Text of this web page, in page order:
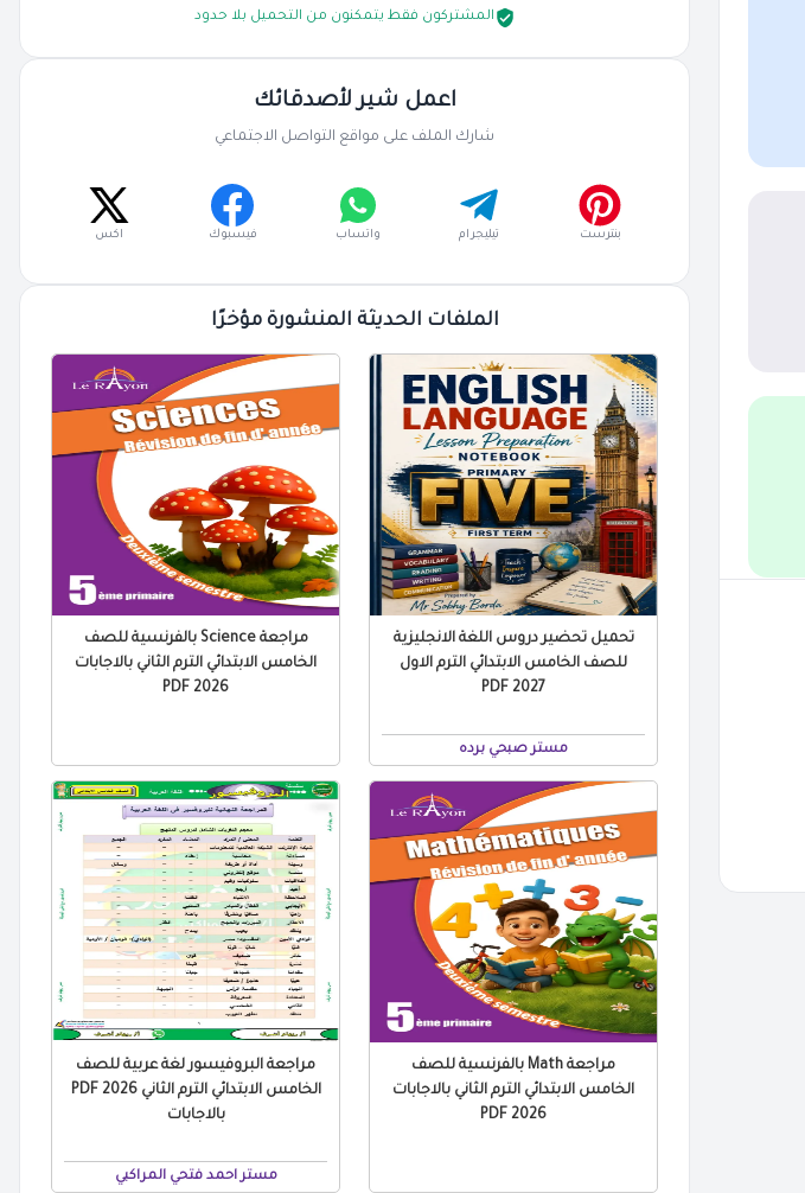
المشتركون فقط يتمكنون من التحميل بلا حدود
اعمل شير لأصدقائك
شارك الملف على مواقع التواصل الاجتماعي
بنترست تيليجرام واتساب فيسبوك اكس
الملفات الحديثة المنشورة مؤخرًا
تحميل تحضير دروس اللغة الانجليزية
للصف الخامس الابتدائي الترم الاول
2027 PDF
مستر صبحي برده
مراجعة Science بالفرنسية للصف
الخامس الابتدائي الترم الثاني بالاجابات
2026 PDF
مراجعة Math بالفرنسية للصف
الخامس الابتدائي الترم الثاني بالاجابات
2026 PDF
مراجعة البروفيسور لغة عربية للصف
الخامس الابتدائي الترم الثاني 2026 PDF
بالاجابات
مستر احمد فتحي المراكبي